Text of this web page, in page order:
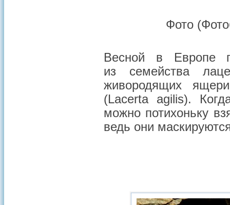
Фото
Весной в Европе
из семейства
живородящих
(Lacerta agilis).
можно потихоньку
ведь они